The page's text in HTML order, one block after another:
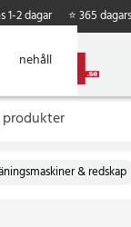
1-2 dagar ⭐ 365
& redskap